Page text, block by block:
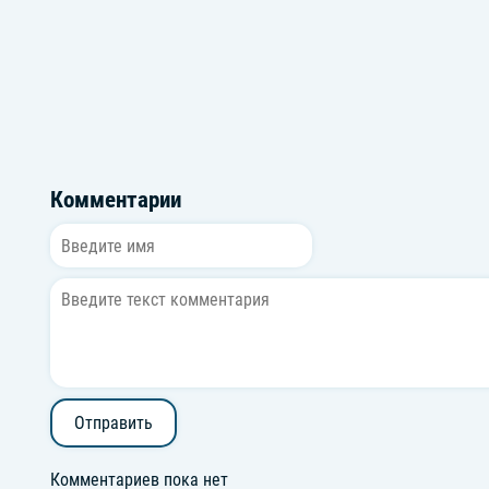
Комментарии
Отправить
Комментариев пока нет